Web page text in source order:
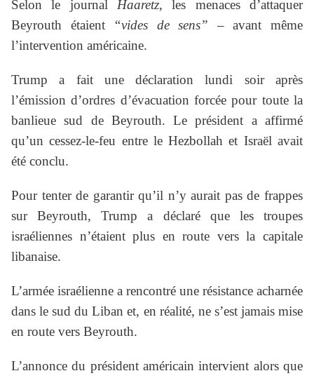
Selon le journal Haaretz, les menaces d’attaquer
Beyrouth étaient “vides de sens” – avant même
l’intervention américaine.
Trump a fait une déclaration lundi soir après
l’émission d’ordres d’évacuation forcée pour toute la
banlieue sud de Beyrouth. Le président a affirmé
qu’un cessez-le-feu entre le Hezbollah et Israël avait
été conclu.
Pour tenter de garantir qu’il n’y aurait pas de frappes
sur Beyrouth, Trump a déclaré que les troupes
israéliennes n’étaient plus en route vers la capitale
libanaise.
L’armée israélienne a rencontré une résistance acharnée
dans le sud du Liban et, en réalité, ne s’est jamais mise
en route vers Beyrouth.
L’annonce du président américain intervient alors que